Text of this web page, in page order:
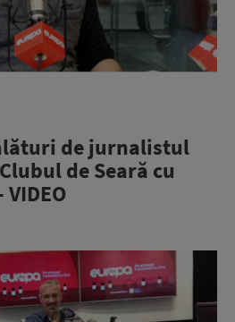
de jurnalistul
de Seară cu